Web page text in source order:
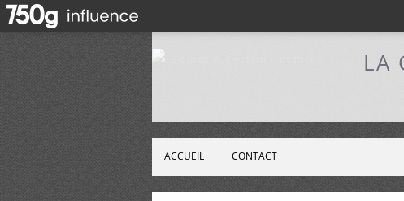
LA
ACCUEIL CONTACT